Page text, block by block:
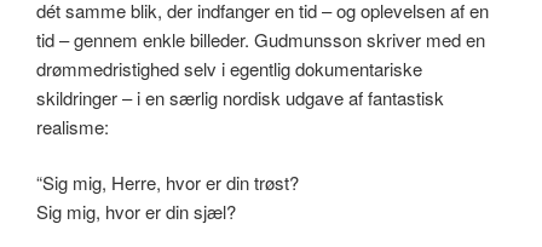
dét samme blik, der indfanger en tid – og oplevelsen af en
tid – gennem enkle billeder. Gudmunsson skriver med en
drømmedristighed selv i egentlig dokumentariske
skildringer – i en særlig nordisk udgave af fantastisk
realisme:
“Sig mig, Herre, hvor er din trøst?
Sig mig, hvor er din sjæl?